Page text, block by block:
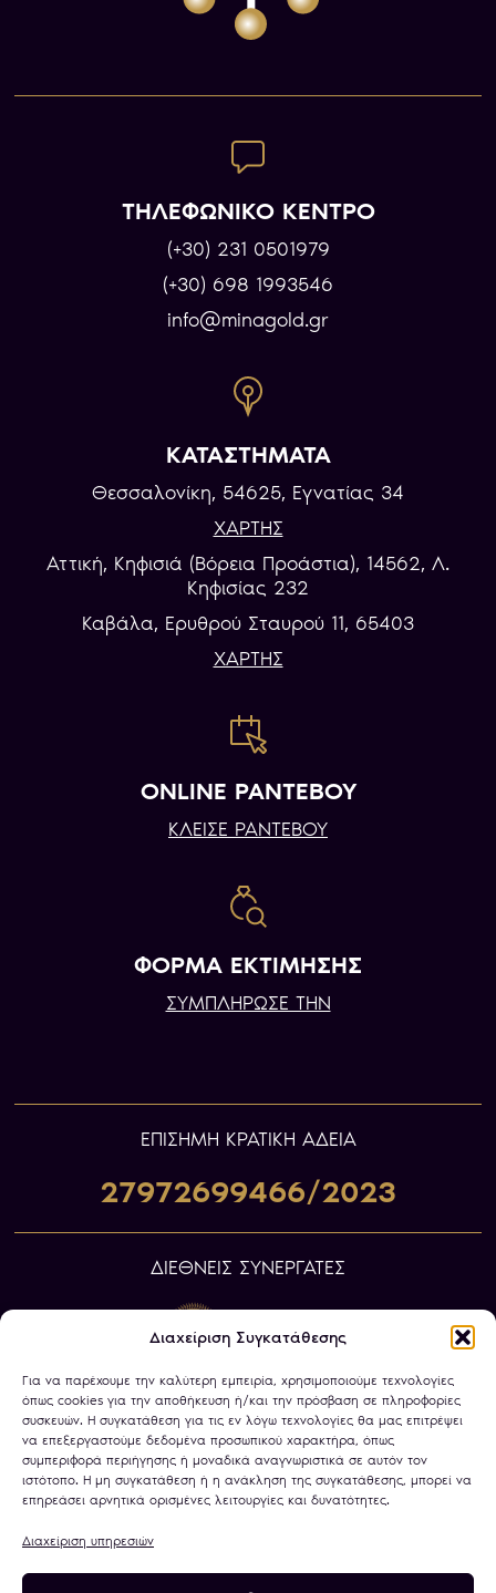
Διαχείριση Συγκατάθεσης
Για να παρέχουμε την καλύτερη εμπειρία, χρησιμοποιούμε τεχνολογίες
όπως cookies για την αποθήκευση ή/και την πρόσβαση σε πληροφορίες
συσκευών. Η συγκατάθεση για τις εν λόγω τεχνολογίες θα μας επιτρέψει
να επεξεργαστούμε δεδομένα προσωπικού χαρακτήρα, όπως
συμπεριφορά περιήγησης ή μοναδικά αναγνωριστικά σε αυτόν τον
ιστότοπο. Η μη συγκατάθεση ή η ανάκληση της συγκατάθεσης, μπορεί να
επηρεάσει αρνητικά ορισμένες λειτουργίες και δυνατότητες.
Διαχείριση υπηρεσιών
ΤΗΛΕΦΩΝΙΚΟ ΚΕΝΤΡΟ
(+30) 231 0501979
(+30) 698 1993546
info@minagold.gr
ΚΑΤΑΣΤΗΜΑΤΑ
Θεσσαλονίκη, 54625, Εγνατίας 34
ΧΑΡΤΗΣ
Αττική, Κηφισιά (Βόρεια Προάστια), 14562, Λ.
Κηφισίας 232
Καβάλα, Eρυθρού Σταυρού 11, 65403
ΧΑΡΤΗΣ
ONLINE ΡΑΝΤΕΒΟΥ
ΚΛΕΙΣΕ ΡΑΝΤΕΒΟΥ
ΦΟΡΜΑ ΕΚΤΙΜΗΣΗΣ
ΣΥΜΠΛΗΡΩΣΕ ΤΗΝ
ΕΠIΣΗΜΗ ΚΡΑΤΙΚΗ ΑΔΕΙΑ
27972699466/2023
ΔΙΕΘΝΕΙΣ ΣΥΝΕΡΓΑΤΕΣ